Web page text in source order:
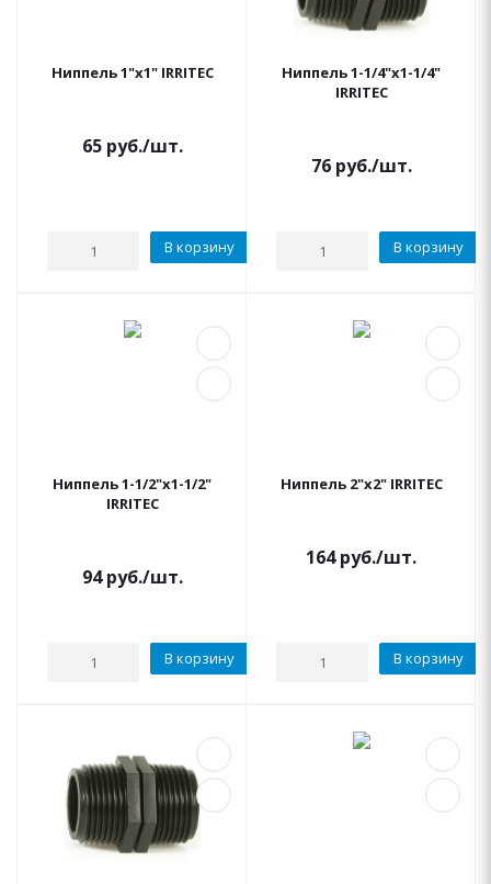
Ниппель 1"x1" IRRITEC
65руб./шт.
В корзину
Ниппель 1-1/4"x1-1/4"
IRRITEC
76руб./шт.
В корзину
Ниппель 1-1/2"x1-1/2"
IRRITEC
94руб./шт.
В корзину
Ниппель 2"x2" IRRITEC
164руб./шт.
В корзину